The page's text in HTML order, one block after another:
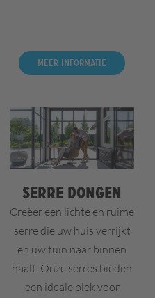
Meer informatie
Serre Dongen
Creëer een lichte en ruime
serre die uw huis verrijkt
en uw tuin naar binnen
haalt. Onze serres bieden
een ideale plek voor